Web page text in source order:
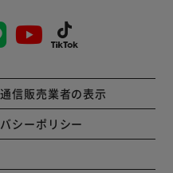
信販売業者の表示
シーポリシー